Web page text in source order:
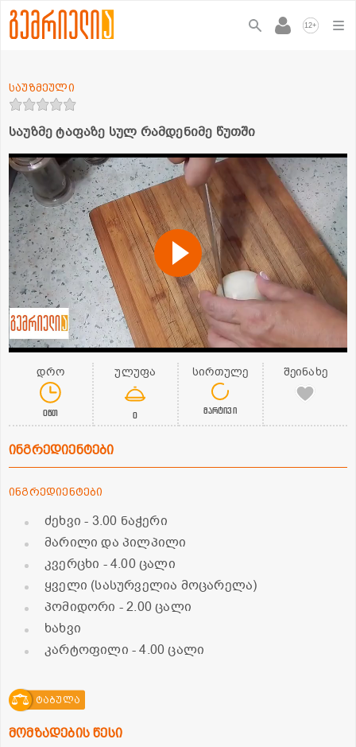
12+
საუზმე ტაფაზე სულ რამდენიმე წუთში
საუზმეული
დრო
0წთ
ულუფა
0
სირთულე
მარტივი
შეინახე
ინგრედიენტები
ინგრედიენტები
ძეხვი- 3.00 ნაჭერი
მარილი და პილპილი
კვერცხი - 4.00 ცალი
ყველი (სასურველია მოცარელა)
პომიდორი - 2.00 ცალი
ხახვი
კარტოფილი - 4.00 ცალი
ტაბულა
მომზადების წესი